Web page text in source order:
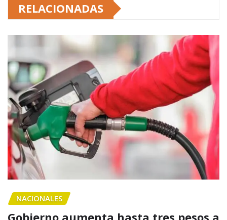
RELACIONADAS
NACIONALES
Gobierno aumenta hasta tres pesos a